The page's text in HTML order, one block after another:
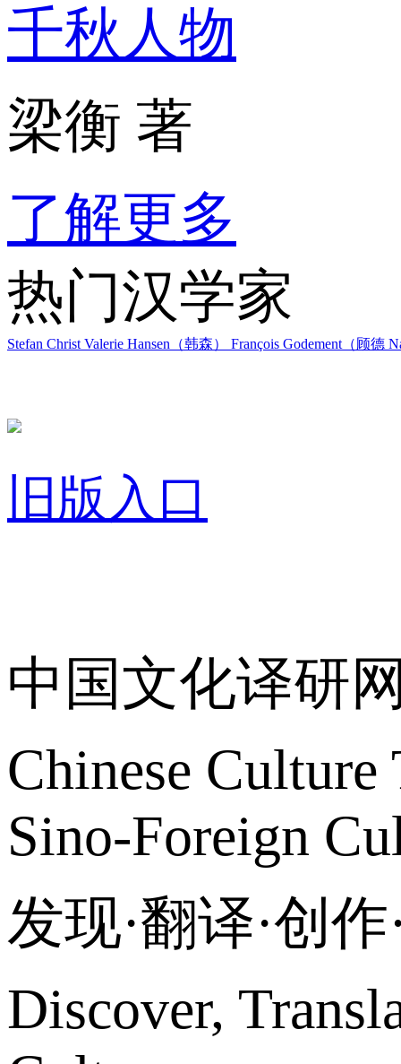
千秋人物
梁衡 著
了解更多
热门汉学家
Stefan Christ Valerie Hansen（韩森） François Godement（顾德
旧版入口
中国文化译研
Chinese
Sino-Foreign
发现·翻译·创
Discover,